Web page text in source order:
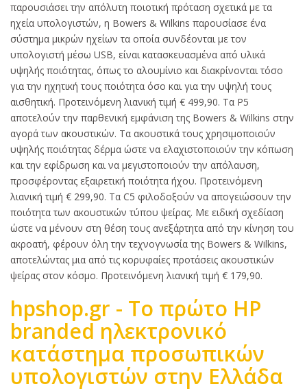
παρουσιάσει την απόλυτη ποιοτική πρόταση σχετικά με τα
ηχεία υπολογιστών, η Bowers & Wilkins παρουσίασε ένα
σύστημα μικρών ηχείων τα οποία συνδέονται με τον
υπολογιστή μέσω USB, είναι κατασκευασμένα από υλικά
υψηλής ποιότητας, όπως το αλουμίνιο και διακρίνονται τόσο
για την ηχητική τους ποιότητα όσο και για την υψηλή τους
αισθητική. Προτεινόμενη λιανική τιμή € 499,90. Τα P5
αποτελούν την παρθενική εμφάνιση της Bowers & Wilkins στην
αγορά των ακουστικών. Τα ακουστικά τους χρησιμοποιούν
υψηλής ποιότητας δέρμα ώστε να ελαχιστοποιούν την κόπωση
και την εφίδρωση και να μεγιστοποιούν την απόλαυση,
προσφέροντας εξαιρετική ποιότητα ήχου. Προτεινόμενη
λιανική τιμή € 299,90. Τα C5 φιλοδοξούν να απογειώσουν την
ποιότητα των ακουστικών τύπου ψείρας. Με ειδική σχεδίαση
ώστε να μένουν στη θέση τους ανεξάρτητα από την κίνηση του
ακροατή, φέρουν όλη την τεχνογνωσία της Bowers & Wilkins,
αποτελώντας μια από τις κορυφαίες προτάσεις ακουστικών
ψείρας στον κόσμο. Προτεινόμενη λιανική τιμή € 179,90.
hpshop.gr - To πρώτο HP
branded ηλεκτρονικό
κατάστημα προσωπικών
υπολογιστών στην Ελλάδα